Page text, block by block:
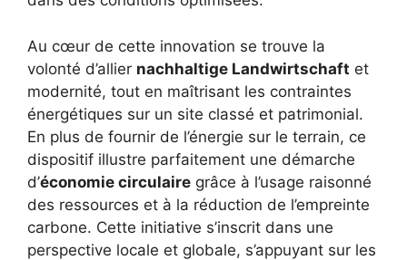
Au cœur de cette innovation se trouve la
volonté d’allier nachhaltige Landwirtschaft et
modernité, tout en maîtrisant les contraintes
énergétiques sur un site classé et patrimonial.
En plus de fournir de l’énergie sur le terrain, ce
dispositif illustre parfaitement une démarche
d’économie circulaire grâce à l’usage raisonné
des ressources et à la réduction de l’empreinte
carbone. Cette initiative s’inscrit dans une
perspective locale et globale, s’appuyant sur les